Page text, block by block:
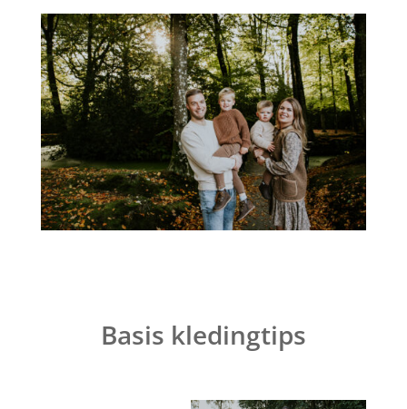
Basis kledingtips